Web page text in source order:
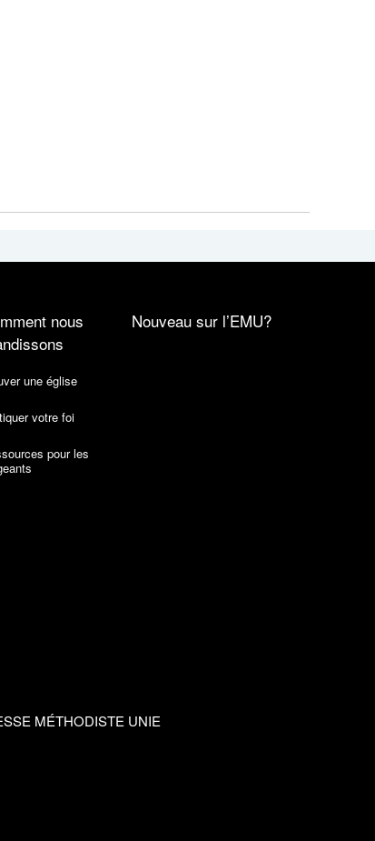
nous
une église
votre foi
pour les
Nouveau sur l’EMU?
MÉTHODISTE UNIE